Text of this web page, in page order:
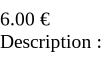
6.00 €
Description :